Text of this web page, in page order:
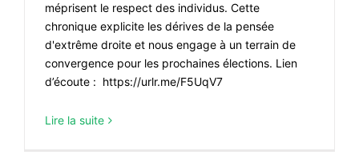
méprisent le respect des individus. Cette
chronique explicite les dérives de la pensée
d'extrême droite et nous engage à un terrain de
convergence pour les prochaines élections. Lien
d’écoute : https://urlr.me/F5UqV7
Lire la suite